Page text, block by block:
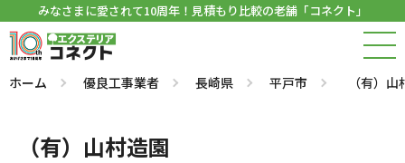
みなさまに愛されて10周年！見積もり比較の老舗「コネクト」
ホーム 優良工事業者 長崎県 平戸市 （有）
（有）山村造園